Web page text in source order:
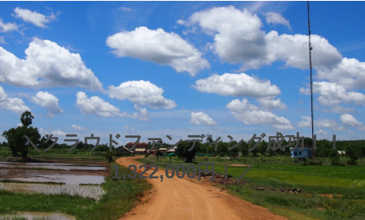
＼クラウドファンディング成功！！
1,322,000円！／